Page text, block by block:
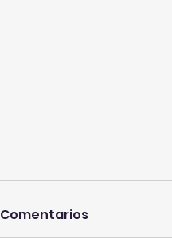
Comentarios